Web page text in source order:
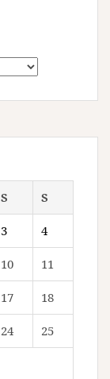
S S
3 4
10 11
17 18
24 25